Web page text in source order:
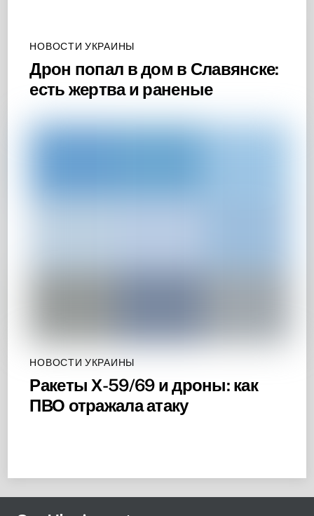
НОВОСТИ УКРАИНЫ
Дрон попал в дом в Славянске:
есть жертва и раненые
НОВОСТИ УКРАИНЫ
Ракеты Х-59/69 и дроны: как
ПВО отражала атаку